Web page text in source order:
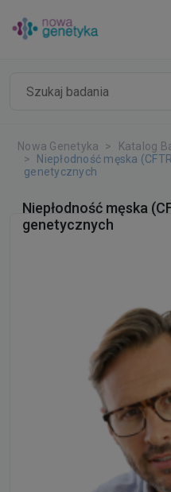
Nowa Genetyka
Katalog
Niepłodność męska
genetycznych
Niepłodność męska
genetycznych